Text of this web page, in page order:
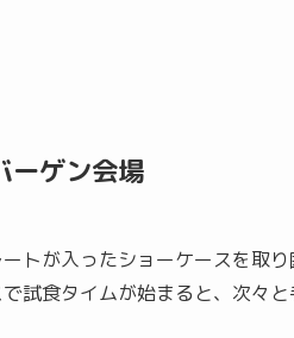
ーゲン会場
トが入ったショーケースを取り
試食タイムが始まると、次々と